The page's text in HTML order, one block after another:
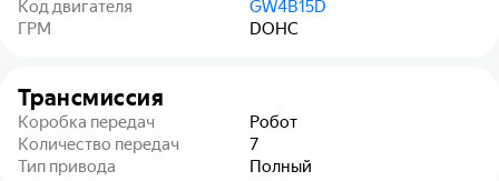
Код двигателя
GW4B15D
ГРМ
DOHC
Трансмиссия
Коробка передач
Робот
Количество передач
7
Тип привода
Полный